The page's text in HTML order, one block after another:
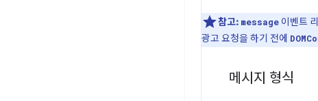
참고: message 이벤트
광고 요청을 하기 전에
메시지 형식